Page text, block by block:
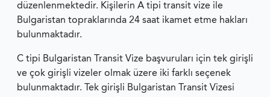
düzenlenmektedir. Kişilerin A tipi transit vize ile
Bulgaristan topraklarında 24 saat ikamet etme hakları
bulunmaktadır.
C tipi Bulgaristan Transit Vize başvuruları için tek girişli
ve çok girişli vizeler olmak üzere iki farklı seçenek
bulunmaktadır. Tek girişli Bulgaristan Transit Vizesi